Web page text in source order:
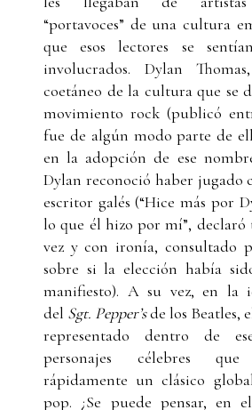
“portavoces” de una cultura
que esos lectores se
involucrados. Dylan
coetáneo de la cultura que se
movimiento rock (publicó
fue de algún modo parte de
en la adopción de ese
Dylan reconoció haber jugado
escritor galés (“Hice más por
lo que él hizo por mí”, declaró
vez y con ironía, consultado
sobre si la elección había
manifiesto). A su vez, en la
del Sgt. Pepper’sde los Beatles,
representado dentro de
personajes célebres
rápidamente un clásico
pop. ¿Se puede pensar, en